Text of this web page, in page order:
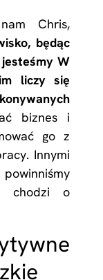
Chris,
będąc
W
liczy się
biznes i
go z
Innymi
chodzi o